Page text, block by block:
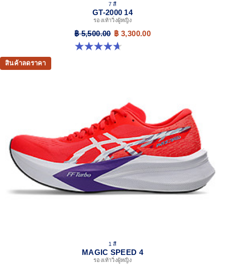
7 สี
GT-2000 14
รองเท้าวิ่งผู้หญิง
฿ 5,500.00 ฿ 3,300.00
4.7 จาก 5 ดาว 161 รีวิว
สินค้าลดราคา
1 สี
MAGIC SPEED 4
รองเท้าวิ่งผู้หญิง